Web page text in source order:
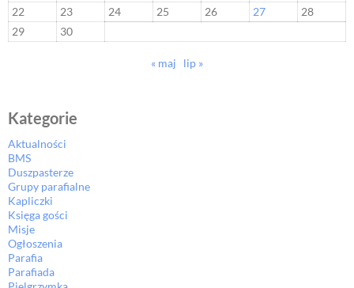
22
23 24 25 26 27
28
29
30
« maj lip »
Kategorie
Aktualności
BMS
Duszpasterze
Grupy parafialne
Kapliczki
Księga gości
Misje
Ogłoszenia
Parafia
Parafiada